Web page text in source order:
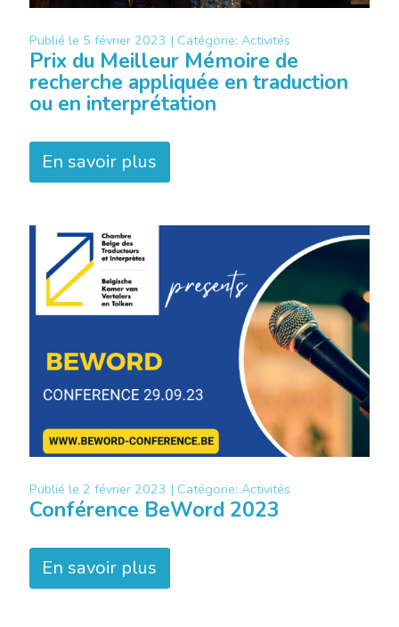
Publié le 5 février 2023 | Catégorie: Activités
Prix du Meilleur Mémoire de
recherche appliquée en traduction
ou en interprétation
En savoir plus
Publié le 2 février 2023 | Catégorie: Activités
Conférence BeWord 2023
En savoir plus